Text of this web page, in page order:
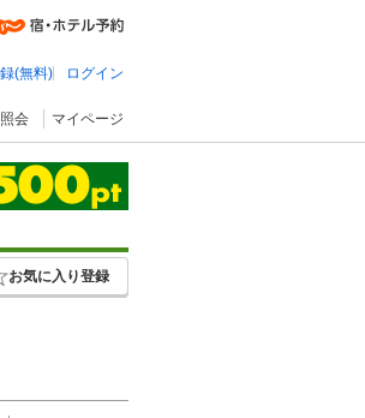
(無料) ログイン
会 マイページ
お気に入り登録